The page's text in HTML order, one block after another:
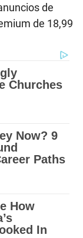
de
de 18,99